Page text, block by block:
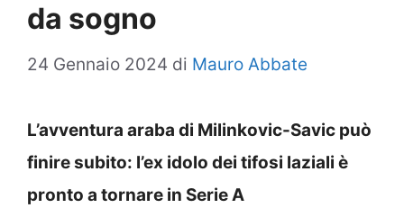
da sogno
24 Gennaio 2024 di Mauro Abbate
L’avventura araba di Milinkovic-Savic può
finire subito: l’ex idolo dei tifosi laziali è
pronto a tornare in Serie A